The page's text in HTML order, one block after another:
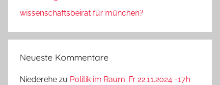
wissenschaftsbeirat für münchen?
Neueste Kommentare
Niederehe zu Politik im Raum: Fr 22.11.2024 -17h